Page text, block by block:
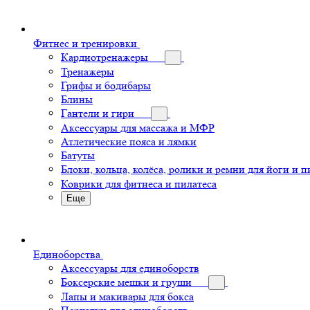
Фитнес и тренировки
Кардиотренажеры
Тренажеры
Грифы и бодибары
Блины
Гантели и гири
Аксессуары для массажа и МФР
Атлетические пояса и лямки
Батуты
Блоки, кольца, колёса, ролики и ремни для йоги и
Коврики для фитнеса и пилатеса
Еще
Единоборства
Аксессуары для единоборств
Боксерские мешки и груши
Лапы и макивары для бокса